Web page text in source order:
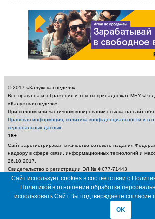
© 2017 «Калужская неделя».
Все права на изображения и тексты принадлежат МБУ
«Калужская неделя».
При полном или частичном копировании ссылка на сайт
Правовая информация, политика конфиденциальности и в
персональных данных.
18+
Сайт зарегистрирован в качестве сетевого издания
надзору в сфере связи, информационных технологий и
26.10.2017.
Свидетельство о регистрации ЭЛ № ФС77-71443
Учредитель: Муниципальное бюджетное учреждение
неделя»
Главный редактор: Амбарцумян А. Ю. / Электронный адрес
nedelya_kaluga@adm.kaluga.ru / Телефон редакции: 400-424
Сайт использует cookies в соответствии с
Политикой в отношении обработки
использовать Сайт Вы подтверждаете согласие с
OK